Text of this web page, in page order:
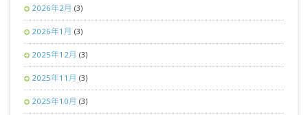
2026年2月 (3)
2026年1月 (3)
2025年12月 (3)
2025年11月 (3)
2025年10月 (3)